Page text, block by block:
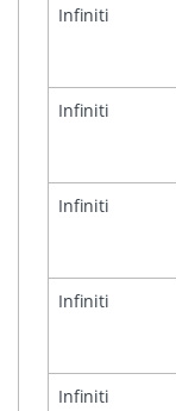
Infiniti
Infiniti
Infiniti
Infiniti
Infiniti